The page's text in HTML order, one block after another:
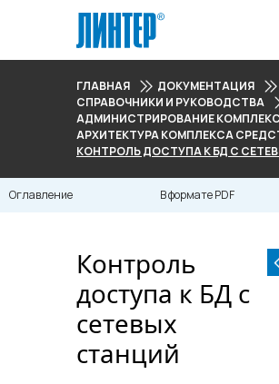
ГЛАВНАЯ
ДОКУМЕНТАЦИЯ
СПРАВОЧНИКИ И РУКОВОДСТВА
АДМИНИСТРИРОВАНИЕ
АРХИТЕКТУРА КОМПЛЕКСА
КОНТРОЛЬ ДОСТУПА К БД С
Оглавление В формате PDF
Контроль
доступа к БД с
сетевых
станций